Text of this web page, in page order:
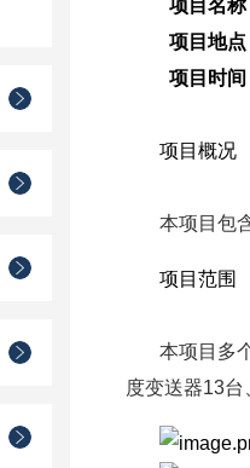
项目名称
项目地点
项目时间
项目概况
本项目包
项目范围
本项目多
度变送器13